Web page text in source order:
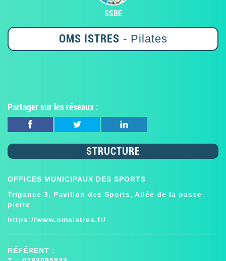
SSBE
OMS ISTRES - Pilates
Partager sur les réseaux :
STRUCTURE
OFFICES MUNICIPAUX DES SPORTS
Trigance 3, Pavillon des Sports, Allée de la passe
pierre
https://www.omsistres.fr/
RÉFÉRENT :